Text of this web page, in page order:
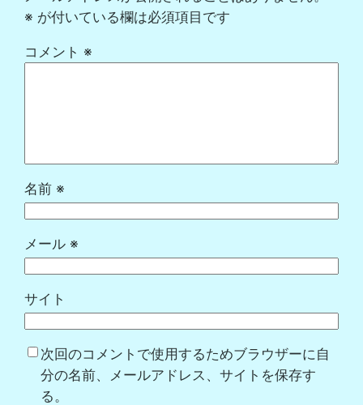
※ が付いている欄は必須項目です
コメント ※
名前 ※
メール ※
サイト
次回のコメントで使用するためブラウザーに自
分の名前、メールアドレス、サイトを保存す
る。